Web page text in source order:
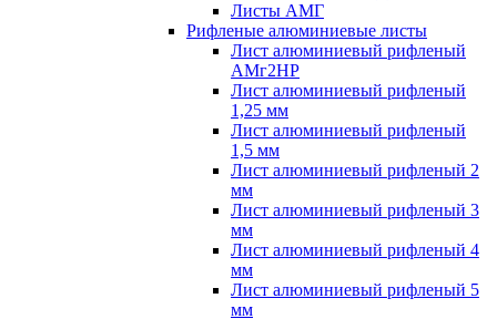
Листы АМГ
Рифленые алюминиевые листы
Лист алюминиевый рифленый
АМг2НР
Лист алюминиевый рифленый
1,25 мм
Лист алюминиевый рифленый
1,5 мм
Лист алюминиевый рифленый 2
мм
Лист алюминиевый рифленый 3
мм
Лист алюминиевый рифленый 4
мм
Лист алюминиевый рифленый 5
мм